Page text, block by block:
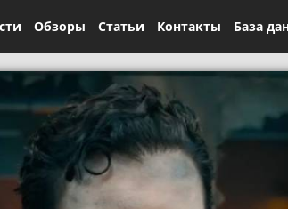
Обзоры Статьи Контакты База